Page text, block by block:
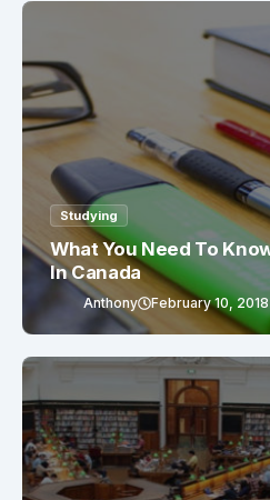
Studying
What You Need To
In Canada
Anthony February 10, 2018